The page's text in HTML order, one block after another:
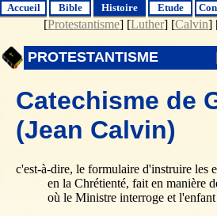
Accueil Bible Histoire Etude
[Protestantisme] [Luther] [Calvin]
PROTESTANTISME
Catechisme de
(Jean Calvin)
c'est-à-dire, le formulaire d'instruire les
en la Chrétienté, fait en manière
où le Ministre interroge et